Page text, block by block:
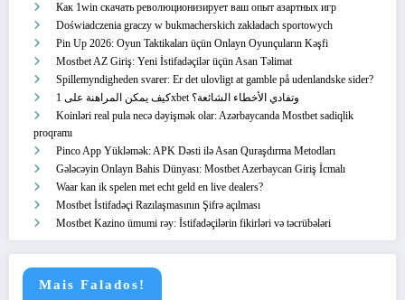
Как 1win скачать революционизирует ваш опыт азартных игр
Doświadczenia graczy w bukmacherskich zakładach sportowych
Pin Up 2026: Oyun Taktikaları üçün Onlayn Oyunçuların Kəşfi
Mostbet AZ Giriş: Yeni İstifadəçilər üçün Asan Təlimat
Spillemyndigheden svarer: Er det ulovligt at gamble på udenlandske sider?
كيف يمكن المراهنة على 1xbet وتفادي الأخطاء الشائعة؟
Koinləri real pula necə dəyişmək olar: Azərbaycanda Mostbet sadiqlik
proqramı
Pinco App Yükləmək: APK Dəsti ilə Asan Quraşdırma Metodları
Gələcəyin Onlayn Bahis Dünyası: Mostbet Azerbaycan Giriş İcmalı
Waar kan ik spelen met echt geld en live dealers?
Mostbet İstifadəçi Razılaşmasının Şifrə açılması
Mostbet Kazino ümumi rəy: İstifadəçilərin fikirləri və təcrübələri
Mais Falados!